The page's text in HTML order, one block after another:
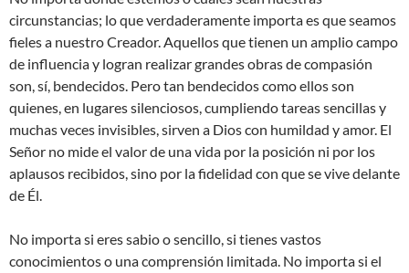
circunstancias; lo que verdaderamente importa es que seamos
fieles a nuestro Creador. Aquellos que tienen un amplio campo
de influencia y logran realizar grandes obras de compasión
son, sí, bendecidos. Pero tan bendecidos como ellos son
quienes, en lugares silenciosos, cumpliendo tareas sencillas y
muchas veces invisibles, sirven a Dios con humildad y amor. El
Señor no mide el valor de una vida por la posición ni por los
aplausos recibidos, sino por la fidelidad con que se vive delante
de Él.
No importa si eres sabio o sencillo, si tienes vastos
conocimientos o una comprensión limitada. No importa si el